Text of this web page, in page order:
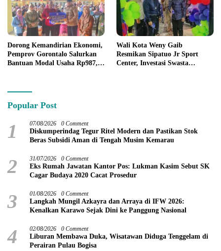
Dorong Kemandirian Ekonomi,
Pemprov Gorontalo Salurkan
Bantuan Modal Usaha Rp987,5
Wali Kota Weny Gaib
Resmikan Sipatuo Jr Sport
Center, Investasi Swasta
Popular Post
1 07/08/2026 0 Comment
Diskumperindag Tegur Ritel Modern dan Pastikan Stok
Beras Subsidi Aman di Tengah Musim Kemarau
2 31/07/2026 0 Comment
Eks Rumah Jawatan Kantor Pos: Lukman Kasim Sebut SK
Cagar Budaya 2020 Cacat Prosedur
3 01/08/2026 0 Comment
Langkah Mungil Azkayra dan Arraya di IFW 2026:
Kenalkan Karawo Sejak Dini ke Panggung Nasional
4 02/08/2026 0 Comment
Liburan Membawa Duka, Wisatawan Diduga Tenggelam di
Perairan Pulau Bogisa